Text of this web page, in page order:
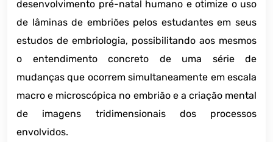
desenvolvimento pré-natal humano e otimize o uso
de lâminas de embriões pelos estudantes em seus
estudos de embriologia, possibilitando aos mesmos
o entendimento concreto de uma série de
mudanças que ocorrem simultaneamente em escala
macro e microscópica no embrião e a criação mental
de imagens tridimensionais dos processos
envolvidos.